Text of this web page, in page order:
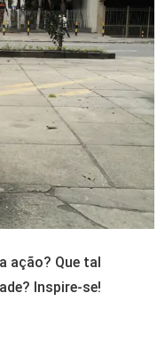
ação? Que tal
Inspire-se!